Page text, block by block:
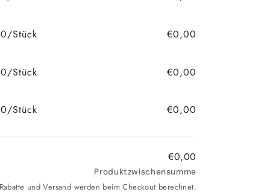
Stück €0,00
Stück €0,00
Stück
€0,00
€0,00
Produktzwischensumme
und Versand werden beim Checkout berechnet.